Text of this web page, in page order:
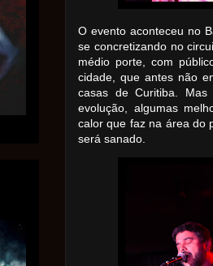
O evento aconteceu no
se concretizando no
médio porte, com
cidade, que antes não
casas de Curitiba.
evolução, algumas
calor que faz na área do
será sanado.